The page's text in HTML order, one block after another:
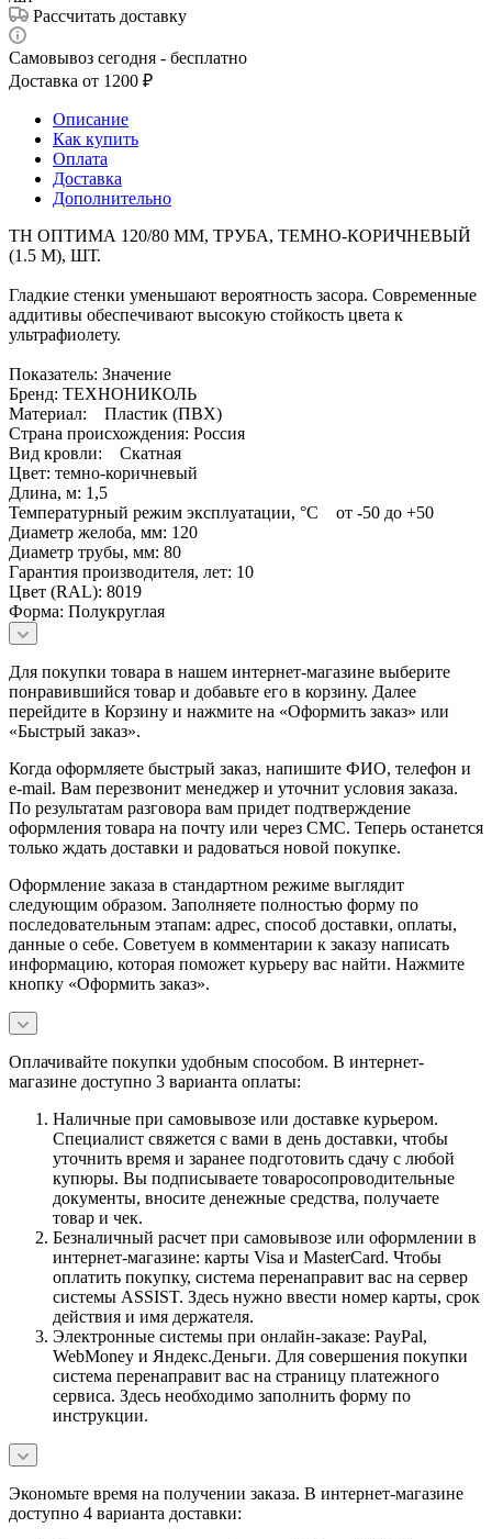
Рассчитать доставку
Самовывоз сегодня - бесплатно
Доставка от 1200 ₽
Описание
Как купить
Оплата
Доставка
Дополнительно
ТН ОПТИМА 120/80 ММ, ТРУБА, ТЕМНО-КОРИЧНЕВЫЙ
(1.5 М), ШТ.
Гладкие стенки уменьшают вероятность засора. Современные
аддитивы обеспечивают высокую стойкость цвета к
ультрафиолету.
Показатель: Значение
Бренд: ТЕХНОНИКОЛЬ
Материал: Пластик (ПВХ)
Страна происхождения: Россия
Вид кровли: Скатная
Цвет: темно-коричневый
Длина, м: 1,5
Температурный режим эксплуатации, °C от -50 до +50
Диаметр желоба, мм: 120
Диаметр трубы, мм: 80
Гарантия производителя, лет: 10
Цвет (RAL): 8019
Форма: Полукруглая
Для покупки товара в нашем интернет-магазине выберите
понравившийся товар и добавьте его в корзину. Далее
перейдите в Корзину и нажмите на «Оформить заказ» или
«Быстрый заказ».
Когда оформляете быстрый заказ, напишите ФИО, телефон и
e-mail. Вам перезвонит менеджер и уточнит условия заказа.
По результатам разговора вам придет подтверждение
оформления товара на почту или через СМС. Теперь останется
только ждать доставки и радоваться новой покупке.
Оформление заказа в стандартном режиме выглядит
следующим образом. Заполняете полностью форму по
последовательным этапам: адрес, способ доставки, оплаты,
данные о себе. Советуем в комментарии к заказу написать
информацию, которая поможет курьеру вас найти. Нажмите
кнопку «Оформить заказ».
Оплачивайте покупки удобным способом. В интернет-
магазине доступно 3 варианта оплаты:
Наличные при самовывозе или доставке курьером.
Специалист свяжется с вами в день доставки, чтобы
уточнить время и заранее подготовить сдачу с любой
купюры. Вы подписываете товаросопроводительные
документы, вносите денежные средства, получаете
товар и чек.
Безналичный расчет при самовывозе или оформлении в
интернет-магазине: карты Visa и MasterCard. Чтобы
оплатить покупку, система перенаправит вас на сервер
системы ASSIST. Здесь нужно ввести номер карты, срок
действия и имя держателя.
Электронные системы при онлайн-заказе: PayPal,
WebMoney и Яндекс.Деньги. Для совершения покупки
система перенаправит вас на страницу платежного
сервиса. Здесь необходимо заполнить форму по
инструкции.
Экономьте время на получении заказа. В интернет-магазине
доступно 4 варианта доставки: